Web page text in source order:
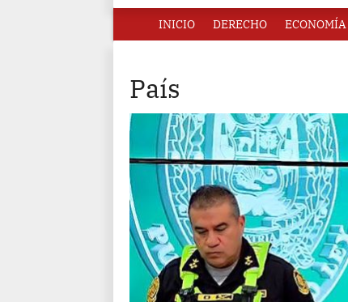
INICIO DERECHO ECONOMÍA
País